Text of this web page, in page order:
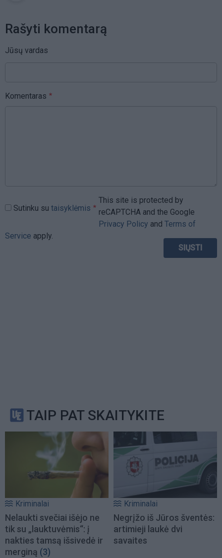
Rašyti komentarą
Jūsų vardas
Komentaras
Sutinku su taisyklėmis
This site is protected by
reCAPTCHA and the Google
Privacy Policy and Terms of
Service apply.
TAIP PAT SKAITYKITE
Kriminalai
Nelaukti svečiai išėjo ne
tik su „lauktuvėmis“: į
nakties tamsą išsivedė ir
merginą (3)
Kriminalai
Negrįžo iš Jūros šventės:
artimieji laukė dvi
savaites